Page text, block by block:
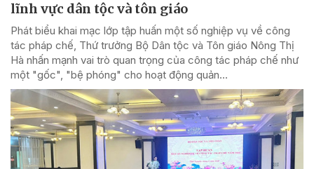
lĩnh vực dân tộc và tôn giáo
Phát biểu khai mạc lớp tập huấn một số nghiệp vụ về công
tác pháp chế, Thứ trưởng Bộ Dân tộc và Tôn giáo Nông Thị
Hà nhấn mạnh vai trò quan trọng của công tác pháp chế như
một "gốc", "bệ phóng" cho hoạt động quản...